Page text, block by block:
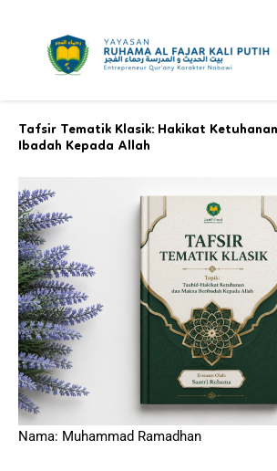
Tafsir Tematik Klasik: Hakikat
Ibadah Kepada Allah
Nama: Muhammad Ramadhan